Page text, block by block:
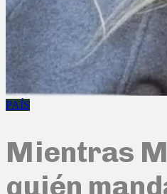
PAÍS
Mientras
quién